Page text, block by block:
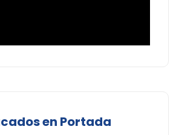
en Portada